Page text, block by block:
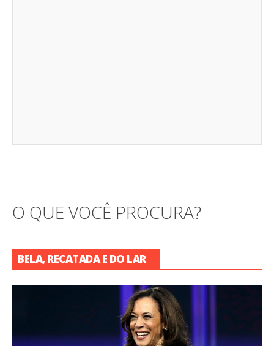
O QUE VOCÊ PROCURA?
BELA, RECATADA E DO LAR